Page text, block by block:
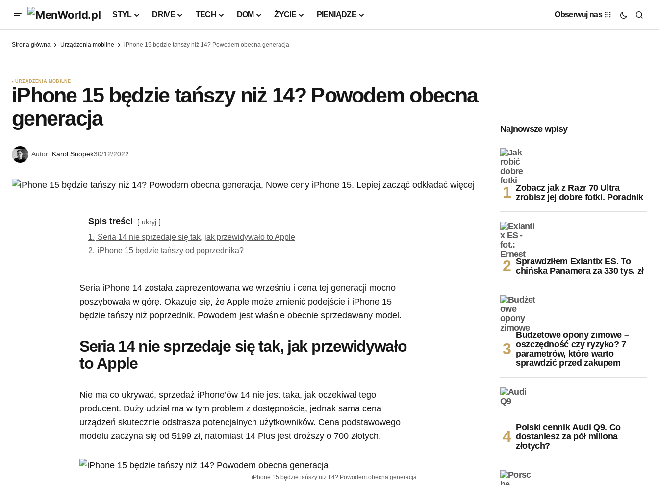
STYL DRIVE TECH DOM ŻYCIE PIENIĄDZE Obserwuj nas
Strona główna Urządzenia mobilne iPhone 15 będzie tańszy niż 14? Powodem obecna generacja
URZĄDZENIA MOBILNE
iPhone 15 będzie tańszy niż 14? Powodem obecna
generacja
Autor: Karol Snopek30/12/2022
Spis treści ukryj
1. Seria 14 nie sprzedaje się tak, jak przewidywało to Apple
2. iPhone 15 będzie tańszy od poprzednika?
Seria iPhone 14 została zaprezentowana we wrześniu i cena tej generacji mocno
poszybowała w górę. Okazuje się, że Apple może zmienić podejście i iPhone 15
będzie tańszy niż poprzednik. Powodem jest właśnie obecnie sprzedawany model.
Seria 14 nie sprzedaje się tak, jak przewidywało
to Apple
Nie ma co ukrywać, sprzedaż iPhone’ów 14 nie jest taka, jak oczekiwał tego
producent. Duży udział ma w tym problem z dostępnością, jednak sama cena
urządzeń skutecznie odstrasza potencjalnych użytkowników. Cena podstawowego
modelu zaczyna się od 5199 zł, natomiast 14 Plus jest droższy o 700 złotych.
iPhone 15 będzie tańszy niż 14? Powodem obecna generacja
Najnowsze wpisy
Zobacz jak z Razr 70 Ultra
zrobisz jej dobre fotki. Poradnik
Sprawdziłem Exlantix ES. To
chińska Panamera za 330 tys. zł
Budżetowe opony zimowe –
oszczędność czy ryzyko? 7
parametrów, które warto
sprawdzić przed zakupem
Polski cennik Audi Q9. Co
dostaniesz za pół miliona
złotych?